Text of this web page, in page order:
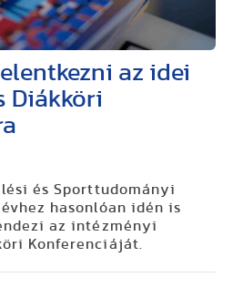
az idei
Diákköri
és Sporttudományi
hasonlóan idén is
az intézményi
Konferenciáját.